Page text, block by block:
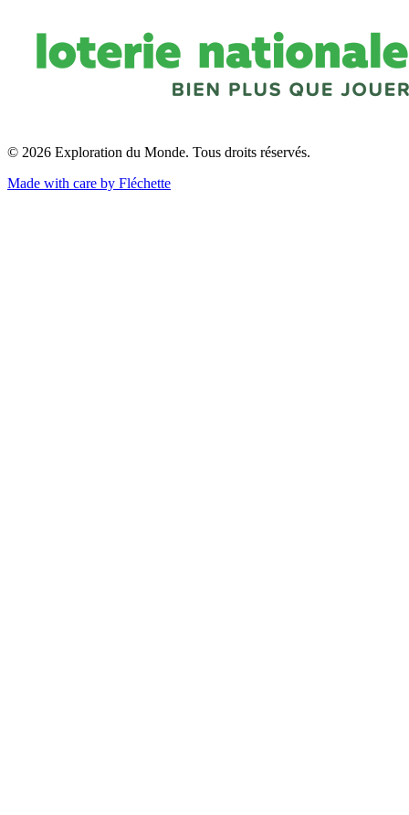
© 2026 Exploration du Monde. Tous droits réservés.
Made with care by Fléchette